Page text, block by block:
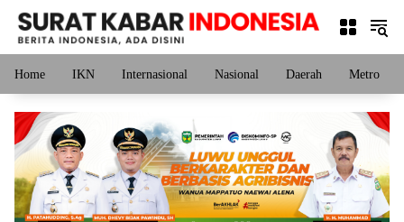
Langsung
konten
Home IKN Internasional Nasional Daerah Metro